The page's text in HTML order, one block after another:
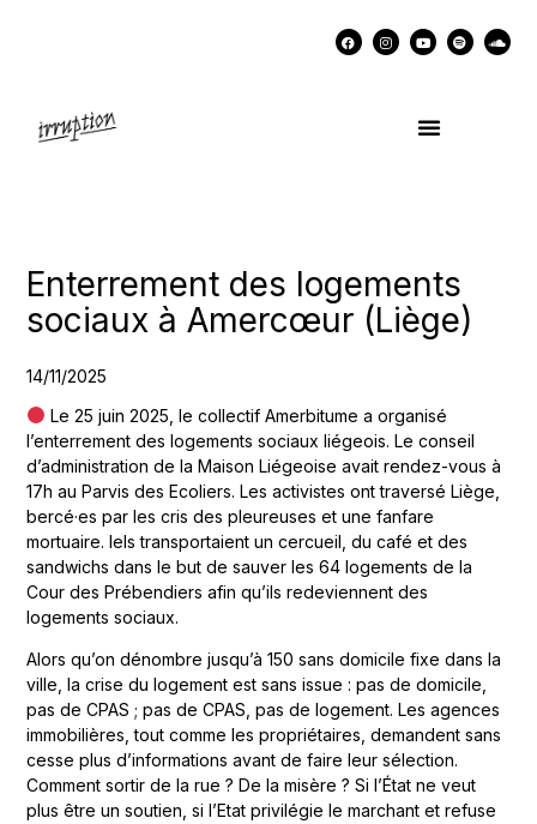
Enterrement des logements
sociaux à Amercœur (Liège)
14/11/2025
Le 25 juin 2025, le collectif Amerbitume a organisé
l’enterrement des logements sociaux liégeois. Le conseil
d’administration de la Maison Liégeoise avait rendez-vous à
17h au Parvis des Ecoliers. Les activistes ont traversé Liège,
bercé·es par les cris des pleureuses et une fanfare
mortuaire. Iels transportaient un cercueil, du café et des
sandwichs dans le but de sauver les 64 logements de la
Cour des Prébendiers afin qu’ils redeviennent des
logements sociaux.
Alors qu’on dénombre jusqu’à 150 sans domicile fixe dans la
ville, la crise du logement est sans issue : pas de domicile,
pas de CPAS ; pas de CPAS, pas de logement. Les agences
immobilières, tout comme les propriétaires, demandent sans
cesse plus d’informations avant de faire leur sélection.
Comment sortir de la rue ? De la misère ? Si l’État ne veut
plus être un soutien, si l’Etat privilégie le marchant et refuse